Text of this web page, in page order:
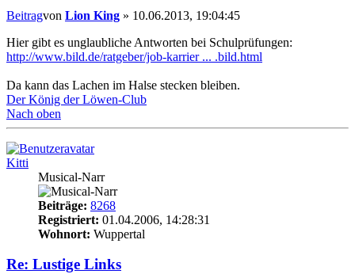
Beitragvon Lion King » 10.06.2013, 19:04:45
Hier gibt es unglaubliche Antworten bei Schulprüfungen:
http://www.bild.de/ratgeber/job-karrier ... .bild.html
Da kann das Lachen im Halse stecken bleiben.
Der König der Löwen-Club
Nach oben
Kitti
Musical-Narr
Beiträge: 8268
Registriert: 01.04.2006, 14:28:31
Wohnort: Wuppertal
Re: Lustige Links